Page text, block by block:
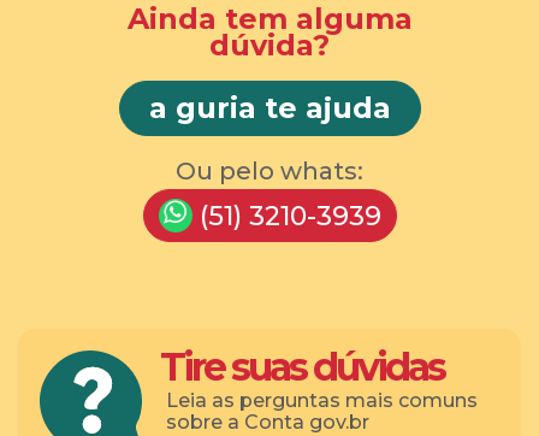
Ainda tem alguma
dúvida?
a guria te ajuda
Ou pelo whats:
(51) 3210-3939
Tire suas dúvidas
Leia as perguntas mais comuns
sobre a Conta gov.br